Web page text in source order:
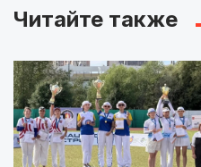
Читайте также